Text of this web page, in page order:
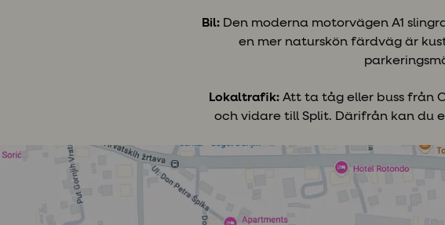
Bil:Den moderna motorvägen A1
en mer naturskön färdväg är
Lokaltrafik: Att ta tåg eller buss från
och vidare till Split. Därifrån kan du